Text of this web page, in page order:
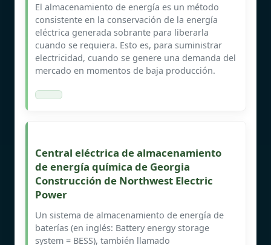
El almacenamiento de energía es un método
consistente en la conservación de la energía
eléctrica generada sobrante para liberarla
cuando se requiera. Esto es, para suministrar
electricidad, cuando se genere una demanda del
mercado en momentos de baja producción.
Central eléctrica de almacenamiento
de energía química de Georgia
Construcción de Northwest Electric
Power
Un sistema de almacenamiento de energía de
baterías (en inglés: Battery energy storage
system = BESS), también llamado